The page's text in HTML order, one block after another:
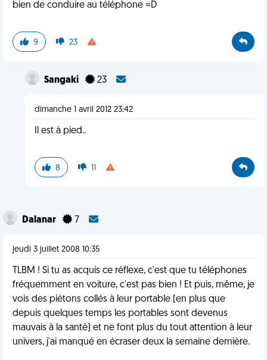
bien de conduire au téléphone =D
9 23
Sangaki 23
dimanche 1 avril 2012 23:42
Il est à pied..
8 11
Dalanar 7
jeudi 3 juillet 2008 10:35
TLBM ! Si tu as acquis ce réflexe, c'est que tu téléphones
fréquemment en voiture, c'est pas bien ! Et puis, même, je
vois des piétons collés à leur portable (en plus que
depuis quelques temps les portables sont devenus
mauvais à la santé) et ne font plus du tout attention à leur
univers, j'ai manqué en écraser deux la semaine dernière.